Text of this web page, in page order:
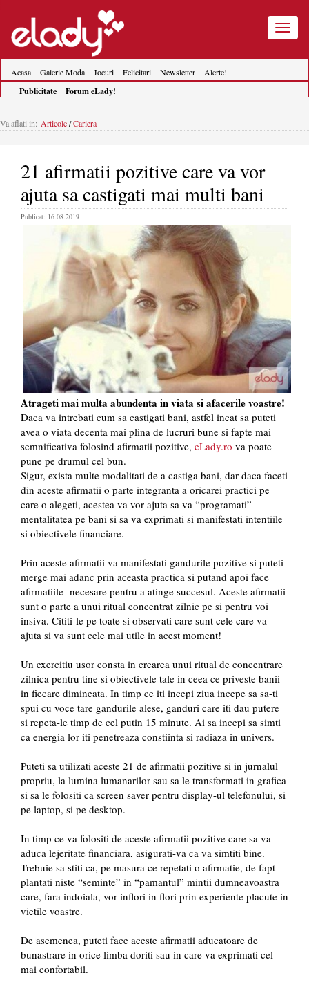
Toggle
Acasa Galerie Moda Jocuri Felicitari Newsletter Alerte!
Publicitate Forum eLady!
Va aflati in: Articole/Cariera
21 afirmatii pozitive care va vor
ajuta sa castigati mai multi bani
Publicat: 16.08.2019
Atrageti mai multa abundenta in viata si afacerile voastre!
Daca va intrebati cum sa castigati bani, astfel incat sa puteti
avea o viata decenta mai plina de lucruri bune si fapte mai
semnificativa folosind afirmatii pozitive, eLady.ro va poate
pune pe drumul cel bun.
Sigur, exista multe modalitati de a castiga bani, dar daca faceti
din aceste afirmatii o parte integranta a oricarei practici pe
care o alegeti, acestea va vor ajuta sa va “programati”
mentalitatea pe bani si sa va exprimati si manifestati intentiile
si obiectivele financiare.
Prin aceste afirmatii va manifestati gandurile pozitive si puteti
merge mai adanc prin aceasta practica si putand apoi face
afirmatiile necesare pentru a atinge succesul. Aceste afirmatii
sunt o parte a unui ritual concentrat zilnic pe si pentru voi
insiva. Cititi-le pe toate si observati care sunt cele care va
ajuta si va sunt cele mai utile in acest moment!
Un exercitiu usor consta in crearea unui ritual de concentrare
zilnica pentru tine si obiectivele tale in ceea ce priveste banii
in fiecare dimineata. In timp ce iti incepi ziua incepe sa sa-ti
spui cu voce tare gandurile alese, ganduri care iti dau putere
si repeta-le timp de cel putin 15 minute. Ai sa incepi sa simti
ca energia lor iti penetreaza constiinta si radiaza in univers.
Puteti sa utilizati aceste 21 de afirmatii pozitive si in jurnalul
propriu, la lumina lumanarilor sau sa le transformati in grafica
si sa le folositi ca screen saver pentru display-ul telefonului, si
pe laptop, si pe desktop.
In timp ce va folositi de aceste afirmatii pozitive care sa va
aduca lejeritate financiara, asigurati-va ca va simtiti bine.
Trebuie sa stiti ca, pe masura ce repetati o afirmatie, de fapt
plantati niste “seminte” in “pamantul” mintii dumneavoastra
care, fara indoiala, vor inflori in flori prin experiente placute in
vietile voastre.
De asemenea, puteti face aceste afirmatii aducatoare de
bunastrare in orice limba doriti sau in care va exprimati cel
mai confortabil.